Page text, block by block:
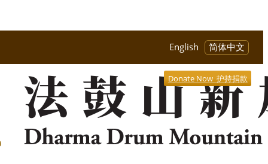
English 简体中文
Donate Now 护持捐款